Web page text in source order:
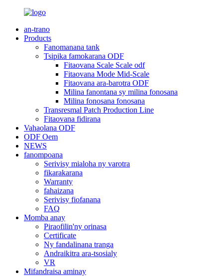
an-trano
Products
Fanomanana tank
Tsipika famokarana ODF
Fitaovana Scale Scale odf
Fitaovana Mode Mid-Scale
Fitaovana ara-barotra ODF
Milina fanontana sy milina fonosana
Milina fonosana fonosana
Transresmal Patch Production Line
Fitaovana fidirana
Vahaolana ODF
ODF Oem
NEWS
fanompoana
Serivisy mialoha ny varotra
fikarakarana
Warranty
fahaizana
Serivisy fiofanana
FAQ
Momba anay
Piraofilin'ny orinasa
Certificate
Ny fandalinana tranga
Andraikitra ara-tsosialy
VR
Mifandraisa aminay